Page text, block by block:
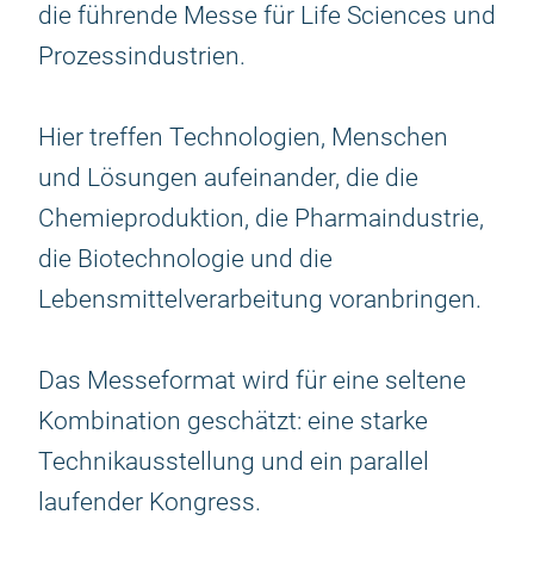
die führende Messe für Life Sciences und
Prozessindustrien.
Hier treffen Technologien, Menschen
und Lösungen aufeinander, die die
Chemieproduktion, die Pharmaindustrie,
die Biotechnologie und die
Lebensmittelverarbeitung voranbringen.
Das Messeformat wird für eine seltene
Kombination geschätzt: eine starke
Technikausstellung und ein parallel
laufender Kongress.